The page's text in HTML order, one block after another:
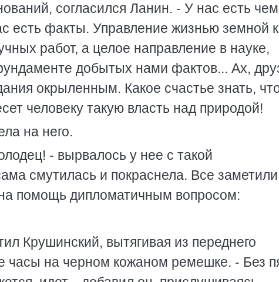
согласился Ланин. - У нас есть чем
есть факты. Управление жизнью земной
работ, а целое направление в науке,
добытых нами фактов... Ах,
окрыленным. Какое счастье знать,
человеку такую власть над природой!
на него.
- вырвалось у нее с такой
смутилась и покраснела. Все
помощь дипломатичным вопросом:
Крушинский, вытягивая из переднего
часы на черном кожаном ремешке. - Без